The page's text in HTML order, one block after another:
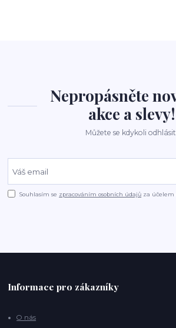
Nepropásněte
akce a slevy!
Můžete se kdykoli
Souhlasím se zpracováním osobních údajů za účelem
Informace pro zákazníky
O nás